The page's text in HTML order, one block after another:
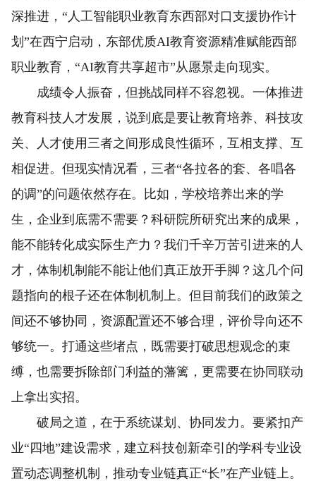
深推进，“人工智能职业教育东西部对口支援协作计
划”在西宁启动，东部优质AI教育资源精准赋能西部
职业教育，“AI教育共享超市”从愿景走向现实。
成绩令人振奋，但挑战同样不容忽视。一体推进
教育科技人才发展，说到底是要让教育培养、科技攻
关、人才使用三者之间形成良性循环，互相支撑、互
相促进。但现实情况看，三者“各拉各的套、各唱各
的调”的问题依然存在。比如，学校培养出来的学
生，企业到底需不需要？科研院所研究出来的成果，
能不能转化成实际生产力？我们千辛万苦引进来的人
才，体制机制能不能让他们真正放开手脚？这几个问
题指向的根子还在体制机制上。但目前我们的政策之
间还不够协同，资源配置还不够合理，评价导向还不
够统一。打通这些堵点，既需要打破思想观念的束
缚，也需要拆除部门利益的藩篱，更需要在协同联动
上拿出实招。
破局之道，在于系统谋划、协同发力。要紧扣产
业“四地”建设需求，建立科技创新牵引的学科专业设
置动态调整机制，推动专业链真正“长”在产业链上。